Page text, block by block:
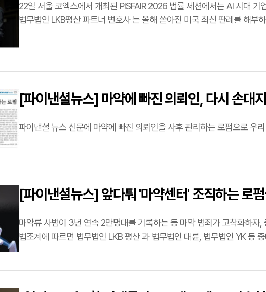
22일 서울 코엑스에서 개최된 PISFAIR 2026 법률 세션에서는 AI 시대 기업
[파이낸셜뉴스] 마약에 빠진 의뢰인, 다시 손대
파이낸셜 뉴스 신문에 마약에 빠진 의뢰인을 사후 관리하는 로펌으로 우
[파이낸셜뉴스] 앞다퉈 '마약센터' 조직하는 로
마약류 사범이 3년 연속 2만명대를 기록하는 등 마약 범죄가 고착화하자,
법조계에